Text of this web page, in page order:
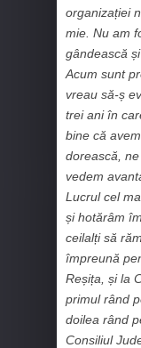
organizației
mie. Nu am
gândească
Acum sunt
vreau să-ș
trei ani în
bine că
dorească,
vedem
Lucrul cel
și hotărâm
ceilalți să
împreună
Reșița, și la
primul rând
doilea rând
Consiliul